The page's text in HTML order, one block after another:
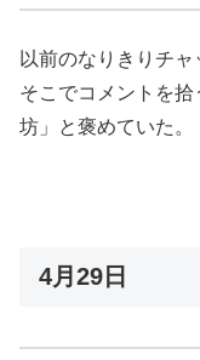
以前のなりきりチャ
そこでコメントを
坊」と褒めていた。
4月29日